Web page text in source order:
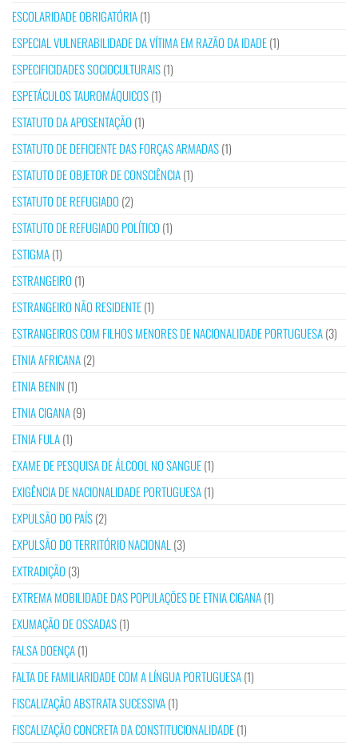
ESCOLARIDADE OBRIGATÓRIA(1)
ESPECIAL VULNERABILIDADE DA VÍTIMA EM RAZÃO DA IDADE(1)
ESPECIFICIDADES SOCIOCULTURAIS(1)
ESPETÁCULOS TAUROMÁQUICOS(1)
ESTATUTO DA APOSENTAÇÃO (1)
ESTATUTO DE DEFICIENTE DAS FORÇAS ARMADAS(1)
ESTATUTO DE OBJETOR DE CONSCIÊNCIA(1)
ESTATUTO DE REFUGIADO (2)
ESTATUTO DE REFUGIADO POLÍTICO (1)
ESTIGMA(1)
ESTRANGEIRO (1)
ESTRANGEIRO NÃO RESIDENTE(1)
ESTRANGEIROS COM FILHOS MENORES DE NACIONALIDADE PORTUGUESA(3)
ETNIA AFRICANA(2)
ETNIA BENIN (1)
ETNIA CIGANA(9)
ETNIA FULA(1)
EXAME DE PESQUISA DE ÁLCOOL NO SANGUE(1)
EXIGÊNCIA DE NACIONALIDADE PORTUGUESA(1)
EXPULSÃO DO PAÍS(2)
EXPULSÃO DO TERRITÓRIO NACIONAL (3)
EXTRADIÇÃO (3)
EXTREMA MOBILIDADE DAS POPULAÇÕES DE ETNIA CIGANA(1)
EXUMAÇÃO DE OSSADAS(1)
FALSA DOENÇA(1)
FALTA DE FAMILIARIDADE COM A LÍNGUA PORTUGUESA(1)
FISCALIZAÇÃO ABSTRATA SUCESSIVA(1)
FISCALIZAÇÃO CONCRETA DA CONSTITUCIONALIDADE(1)